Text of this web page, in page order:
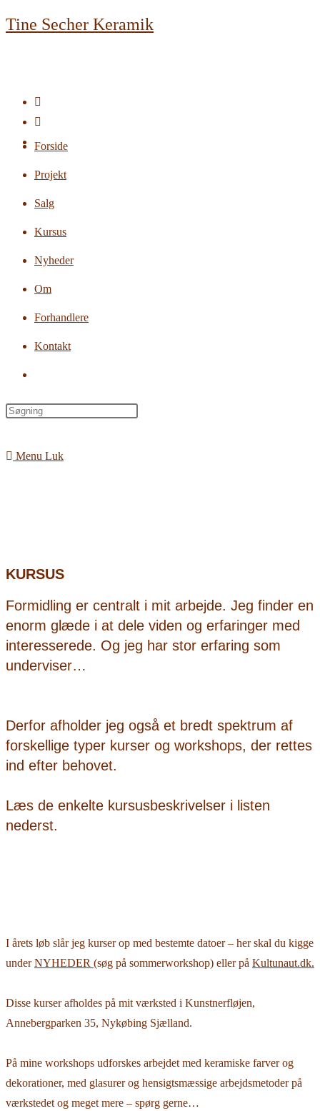
to
Tine Secher Keramik
Forside
Projekt
Salg
Kursus
Nyheder
Om
Forhandlere
Kontakt
website
Menu Luk
KURSUS
Formidling er centralt i mit arbejde. Jeg finder en
enorm glæde i at dele viden og erfaringer med
interesserede. Og jeg har stor erfaring som
underviser…
Derfor afholder jeg også et bredt spektrum af
forskellige typer kurser og workshops, der rettes
ind efter behovet.
Læs de enkelte kursusbeskrivelser i listen
nederst.
I årets løb slår jeg kurser op med bestemte datoer – her skal du kigge
underNYHEDER (søg på sommerworkshop) eller på Kultunaut.dk.
Disse kurser afholdes på mit værksted i Kunstnerfløjen,
Annebergparken 35, Nykøbing Sjælland.
På mine workshops udforskes arbejdet med keramiske farver og
dekorationer, med glasurer og hensigtsmæssige arbejdsmetoder på
værkstedet og meget mere – spørg gerne…